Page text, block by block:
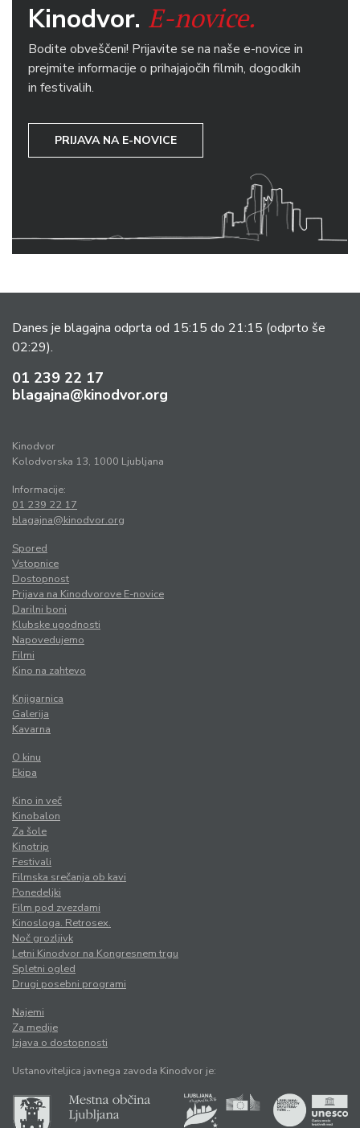
Kinodvor. E-novice.
Bodite obveščeni! Prijavite se na naše e-novice in
prejmite informacije o prihajajočih filmih, dogodkih
in festivalih.
PRIJAVA NA E-NOVICE
Danes je blagajna odprta od 15:15 do 21:15 (odprto še
02:29).
01 239 22 17
blagajna@kinodvor.org
Kinodvor
Kolodvorska 13, 1000 Ljubljana
Informacije:
01 239 22 17
blagajna@kinodvor.org
Spored
Vstopnice
Dostopnost
Prijava na Kinodvorove E-novice
Darilni boni
Klubske ugodnosti
Napovedujemo
Filmi
Kino na zahtevo
Knjigarnica
Galerija
Kavarna
O kinu
Ekipa
Kino in več
Kinobalon
Za šole
Kinotrip
Festivali
Filmska srečanja ob kavi
Ponedeljki
Film pod zvezdami
Kinosloga. Retrosex.
Noč grozljivk
Letni Kinodvor na Kongresnem trgu
Spletni ogled
Drugi posebni programi
Najemi
Za medije
Izjava o dostopnosti
Ustanoviteljica javnega zavoda Kinodvor je: